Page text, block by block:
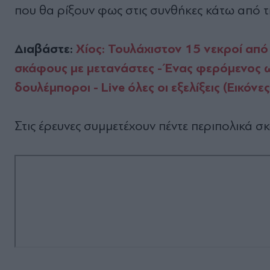
που θα ρίξουν φως στις συνθήκες κάτω από
Διαβάστε: Χίος: Τουλάχιστον 15 νεκροί
σκάφους με μετανάστες - Ένας φερόμενος
δουλέμποροι - Live όλες οι εξελίξεις
Στις έρευνες συμμετέχουν πέντε περιπολικά